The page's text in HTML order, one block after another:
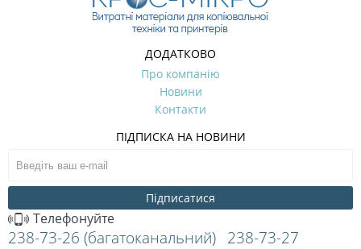
ДОДАТКОВО
Про компанію
Новини
Контакти
ПІДПИСКА НА НОВИНИ
Підписатися
Телефонуйте
238-73-26 (багатоканальний) 238-73-27